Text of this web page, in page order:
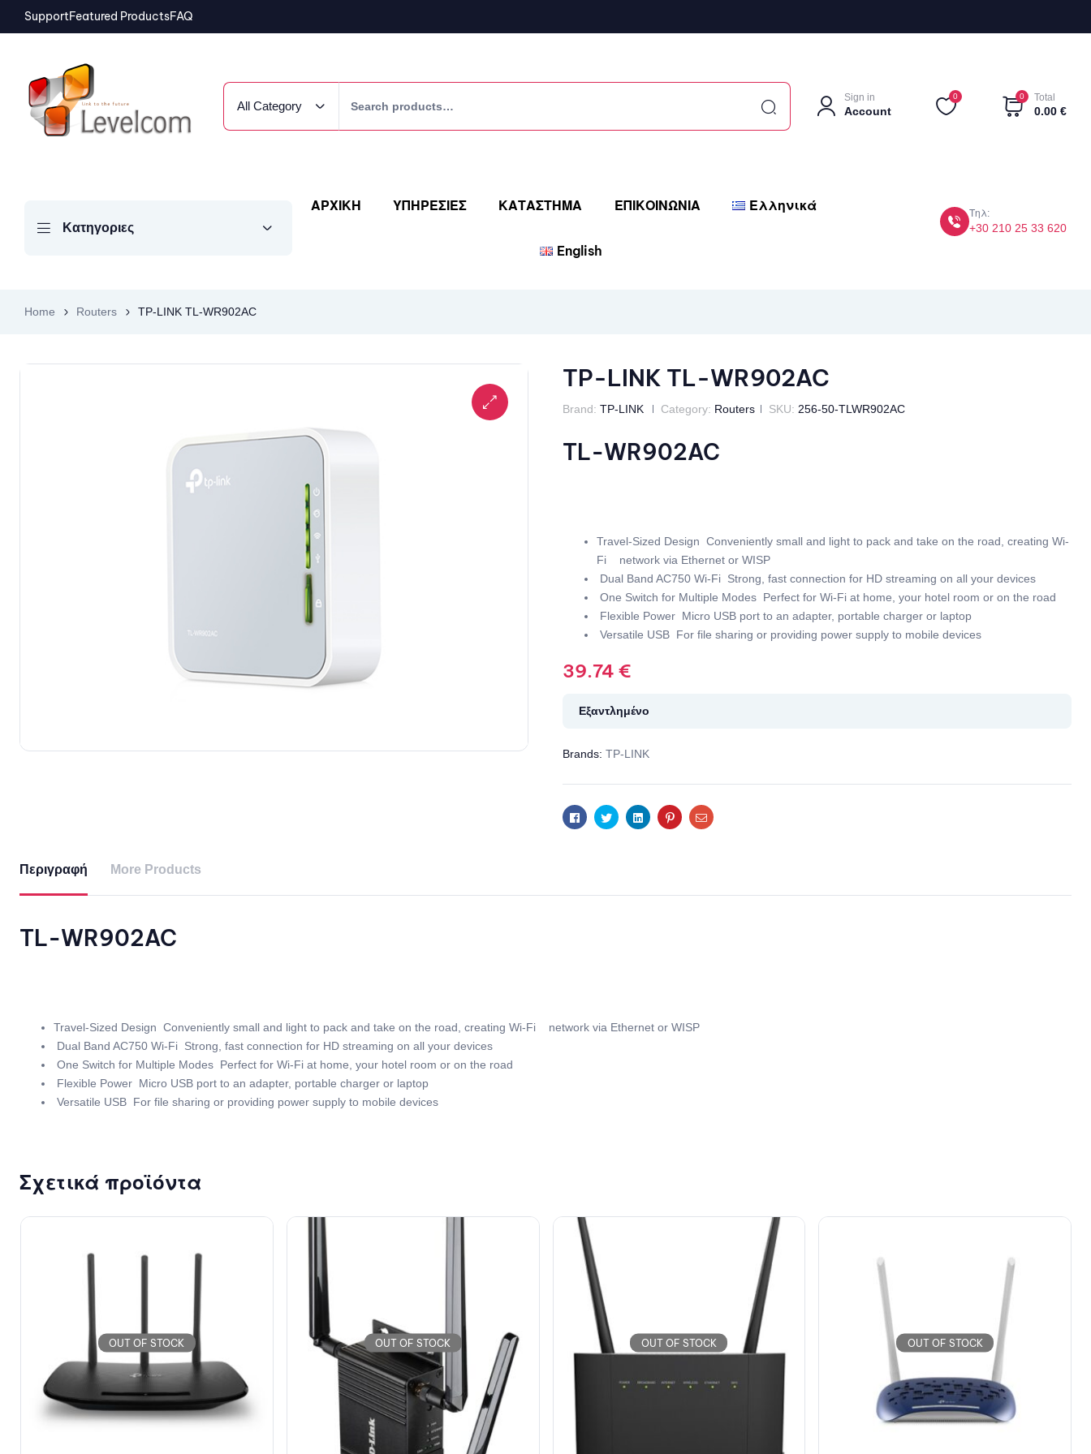
SupportFeatured ProductsFAQ
All Category
Sign in
Account
0 0 Total
0.00 €
Κατηγοριες
ΑΡΧΙΚΗ ΥΠΗΡΕΣΙΕΣ ΚΑΤΑΣΤΗΜΑ ΕΠΙΚΟΙΝΩΝΙΑ Ελληνικά
English
Τηλ:
+30 210 25 33 620
Home Routers TP-LINK TL-WR902AC
TP-LINK TL-WR902AC
Brand: TP-LINK Category: Routers SKU: 256-50-TLWR902AC
TL-WR902AC
Travel-Sized Design  Conveniently small and light to pack and take on the road, creating Wi-
Fi network via Ethernet or WISP
Dual Band AC750 Wi-Fi  Strong, fast connection for HD streaming on all your devices
One Switch for Multiple Modes  Perfect for Wi-Fi at home, your hotel room or on the road
Flexible Power  Micro USB port to an adapter, portable charger or laptop
Versatile USB  For file sharing or providing power supply to mobile devices
39.74 €
Εξαντλημένο
Brands: TP-LINK
FacebookTwitterLinkedinPinterestEmail
Περιγραφή More Products
TL-WR902AC
Travel-Sized Design  Conveniently small and light to pack and take on the road, creating Wi-Fi network via Ethernet or WISP
Dual Band AC750 Wi-Fi  Strong, fast connection for HD streaming on all your devices
One Switch for Multiple Modes  Perfect for Wi-Fi at home, your hotel room or on the road
Flexible Power  Micro USB port to an adapter, portable charger or laptop
Versatile USB  For file sharing or providing power supply to mobile devices
Σχετικά προϊόντα
OUT OF STOCK OUT OF STOCK OUT OF STOCK OUT OF STOCK